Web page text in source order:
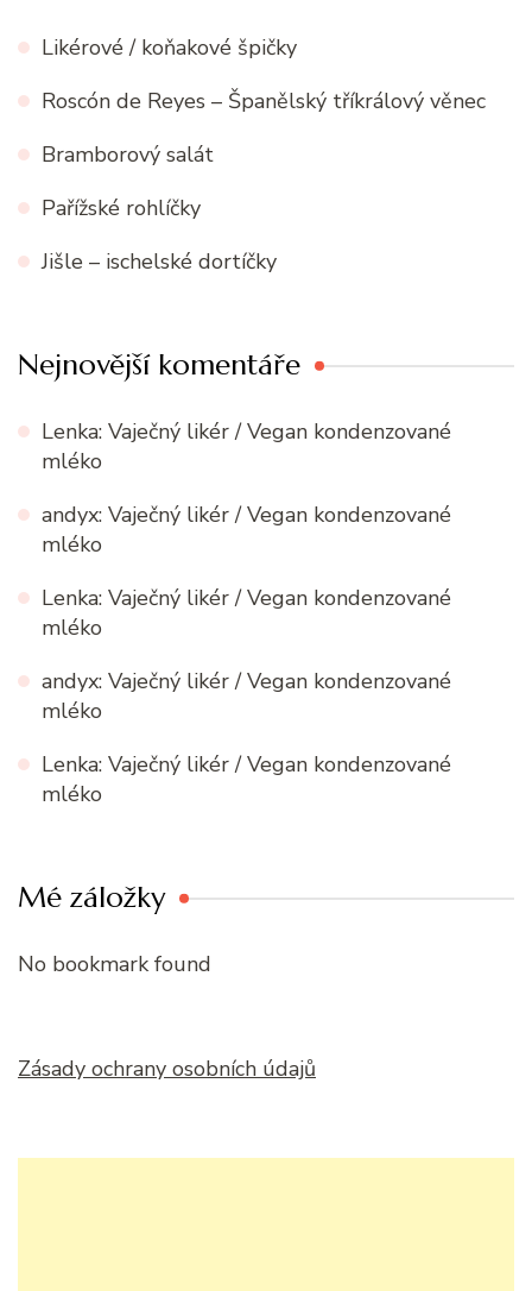
Likérové / koňakové špičky
Roscón de Reyes – Španělský tříkrálový věnec
Bramborový salát
Pařížské rohlíčky
Jišle – ischelské dortíčky
Nejnovější komentáře
Lenka: Vaječný likér / Vegan kondenzované
mléko
andyx: Vaječný likér / Vegan kondenzované
mléko
Lenka: Vaječný likér / Vegan kondenzované
mléko
andyx: Vaječný likér / Vegan kondenzované
mléko
Lenka: Vaječný likér / Vegan kondenzované
mléko
Mé záložky
No bookmark found
Zásady ochrany osobních údajů